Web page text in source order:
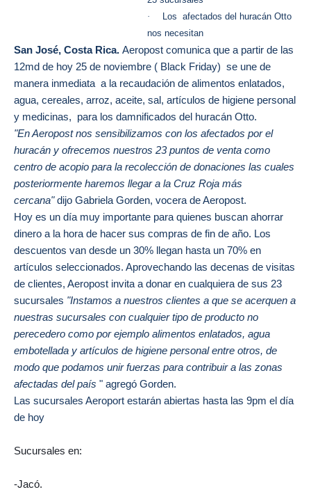
·
Los afectados del huracán Otto
nos necesitan
San José, Costa Rica. Aeropost comunica que a partir de las
12md de hoy 25 de noviembre ( Black Friday) se une de
manera inmediata a la recaudación de alimentos enlatados,
agua, cereales, arroz, aceite, sal, artículos de higiene personal
y medicinas, para los damnificados del huracán Otto.
"En Aeropost nos sensibilizamos con los afectados por el
huracán y ofrecemos nuestros 23 puntos de venta como
centro de acopio para la recolección de donaciones las cuales
posteriormente haremos llegar a la Cruz Roja más
cercana"dijo Gabriela Gorden, vocera de Aeropost.
Hoy es un día muy importante para quienes buscan ahorrar
dinero a la hora de hacer sus compras de fin de año. Los
descuentos van desde un 30% llegan hasta un 70% en
artículos seleccionados. Aprovechando las decenas de visitas
de clientes, Aeropost invita a donar en cualquiera de sus 23
sucursales "Instamos a nuestros clientes a que se acerquen a
nuestras sucursales con cualquier tipo de producto no
perecedero como por ejemplo alimentos enlatados, agua
embotellada y artículos de higiene personal entre otros, de
modo que podamos unir fuerzas para contribuir a las zonas
afectadas del país " agregó Gorden.
Las sucursales Aeroport estarán abiertas hasta las 9pm el día
de hoy
Sucursales en:
-Jacó.